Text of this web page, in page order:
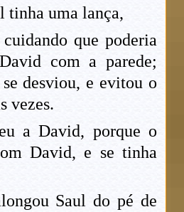
tinha uma lança,
que poderia
com a parede;
desviou, e evitou o
vezes.
a David, porque o
David, e se tinha
Saul do pé de